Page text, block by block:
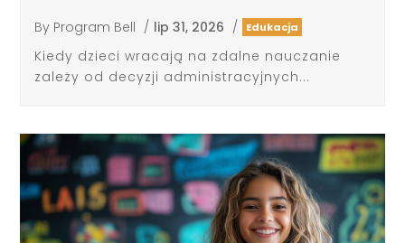
By Program Bell / lip 31, 2026 / Edukacja
Kiedy dzieci wracają na zdalne nauczanie
zależy od decyzji administracyjnych...